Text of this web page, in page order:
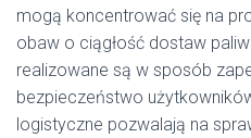
mogą koncentrować się na
obaw o ciągłość dostaw
realizowane są w sposób
bezpieczeństwo
logistyczne pozwalają na